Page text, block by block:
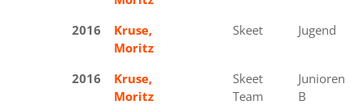
2016
Kruse,
Moritz
Skeet Jugend
2016
Kruse,
Moritz
Skeet
Team
Junioren
B